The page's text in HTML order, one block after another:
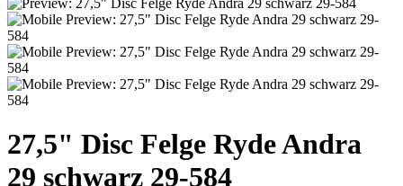
27,5" Disc Felge Ryde Andra
29 schwarz 29-584